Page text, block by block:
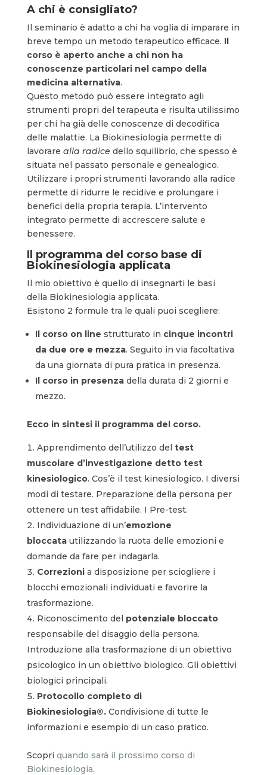
A chi è consigliato?
Il seminario è adatto a chi ha voglia di imparare in
breve tempo un metodo terapeutico efficace. Il
corso è aperto anche a chi non ha
conoscenze particolari nel campo della
medicina alternativa.
Questo metodo può essere integrato agli
strumenti propri del terapeuta e risulta utilissimo
per chi ha già delle conoscenze di decodifica
delle malattie. La Biokinesiologia permette di
lavorare alla radice dello squilibrio, che spesso è
situata nel passato personale e genealogico.
Utilizzare i propri strumenti lavorando alla radice
permette di ridurre le recidive e prolungare i
benefici della propria terapia. L’intervento
integrato permette di accrescere salute e
benessere.
Il programma del corso base di
Biokinesiologia applicata
Il mio obiettivo è quello di insegnarti le basi
della Biokinesiologia applicata.
Esistono 2 formule tra le quali puoi scegliere:
Il corso on line strutturato in cinque incontri
da due ore e mezza. Seguito in via facoltativa
da una giornata di pura pratica in presenza.
Il corso in presenza della durata di 2 giorni e
mezzo.
Ecco in sintesi il programma del corso.
Apprendimento dell’utilizzo del test
muscolare d’investigazione detto test
kinesiologico. Cos’è il test kinesiologico. I diversi
modi di testare. Preparazione della persona per
ottenere un test affidabile. I Pre-test.
Individuazione di un’emozione
bloccatautilizzando la ruota delle emozioni e
domande da fare per indagarla.
Correzionia disposizione per sciogliere i
blocchi emozionali individuati e favorire la
trasformazione.
Riconoscimento del potenziale bloccato
responsabile del disaggio della persona.
Introduzione alla trasformazione di un obiettivo
psicologico in un obiettivo biologico. Gli obiettivi
biologici principali.
Protocollo completo di
Biokinesiologia®.Condivisione di tutte le
informazioni e esempio di un caso pratico.
Scopri quando sarà il prossimo corso di
Biokinesiologia.